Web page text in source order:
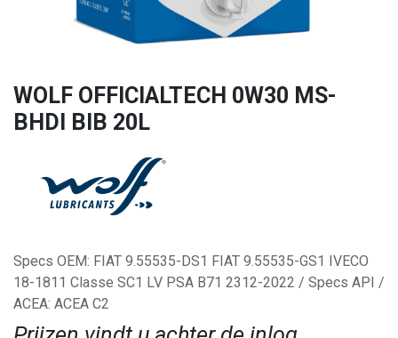
WOLF OFFICIALTECH 0W30 MS-
BHDI BIB 20L
Specs OEM: FIAT 9.55535-DS1 FIAT 9.55535-GS1 IVECO
18-1811 Classe SC1 LV PSA B71 2312-2022 / Specs API /
ACEA: ACEA C2